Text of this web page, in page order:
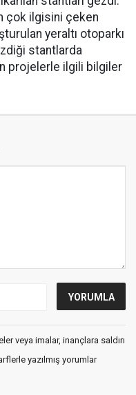
çok ilgisini çeken
yeraltı otoparkı
stantlarda
projelerle ilgili bilgiler
veya imalar, inançlara saldırı
yazılmış yorumlar